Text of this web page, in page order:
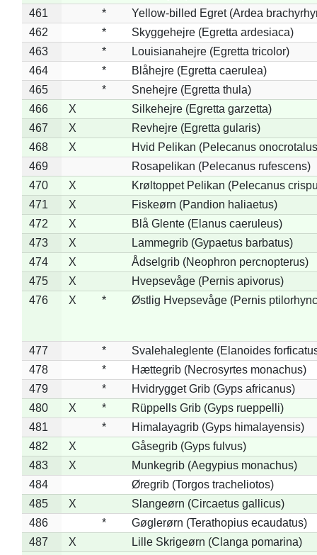
461
*
Yellow-billed Egret (Ardea
462
*
Skyggehejre (Egretta ardesiaca)
463
*
Louisianahejre (Egretta tricolor)
464
*
Blåhejre (Egretta caerulea)
465
*
Snehejre (Egretta thula)
466
X
Silkehejre (Egretta garzetta)
467
X
Revhejre (Egretta gularis)
468
X
Hvid Pelikan (Pelecanus
469
Rosapelikan (Pelecanus rufescens)
470
X
Krøltoppet Pelikan (Pelecanus
471
X
Fiskeørn (Pandion haliaetus)
472
X
Blå Glente (Elanus caeruleus)
473
X
Lammegrib (Gypaetus barbatus)
474
X
Ådselgrib (Neophron percnopterus)
475
X
Hvepsevåge (Pernis apivorus)
476
X * Østlig Hvepsevåge (Pernis
477 *
Svalehaleglente (Elanoides
478
*
Hættegrib (Necrosyrtes monachus)
479
*
Hvidrygget Grib (Gyps africanus)
480
X *
Rüppells Grib (Gyps rueppelli)
481
*
Himalayagrib (Gyps himalayensis)
482
X
Gåsegrib (Gyps fulvus)
483
X
Munkegrib (Aegypius monachus)
484
Øregrib (Torgos tracheliotos)
485
X
Slangeørn (Circaetus gallicus)
486
*
Gøglerørn (Terathopius ecaudatus)
487
X
Lille Skrigeørn (Clanga pomarina)